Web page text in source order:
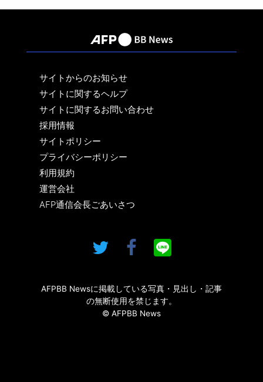
サイトからのお知らせ
サイトに関するヘルプ
サイトに関するお問い合わせ
採用情報
サイトポリシー
プライバシーポリシー
利用規約
運営会社
AFP通信会長ごあいさつ
AFPBB Newsに掲載している写真・見出し・記事
の無断使用を禁じます。
© AFPBB News